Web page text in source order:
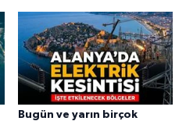
Bugün ve yarın birçok